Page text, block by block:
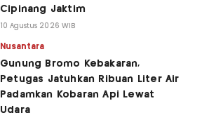
Cipinang Jaktim
10 Agustus 2026 WIB
Nusantara
Gunung Bromo Kebakaran,
Petugas Jatuhkan Ribuan Liter Air
Padamkan Kobaran Api Lewat
Udara